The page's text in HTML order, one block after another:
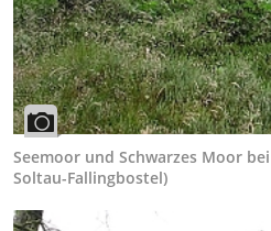
Seemoor und Schwarzes Moor
Soltau-Fallingbostel)